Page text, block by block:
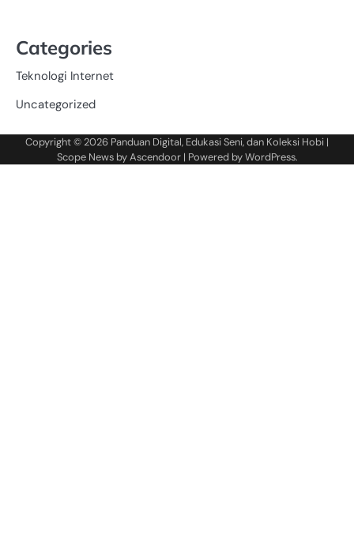
Categories
Teknologi Internet
Uncategorized
Copyright © 2026 Panduan Digital, Edukasi Seni, dan Koleksi Hobi |
Scope News byAscendoor| Powered byWordPress.